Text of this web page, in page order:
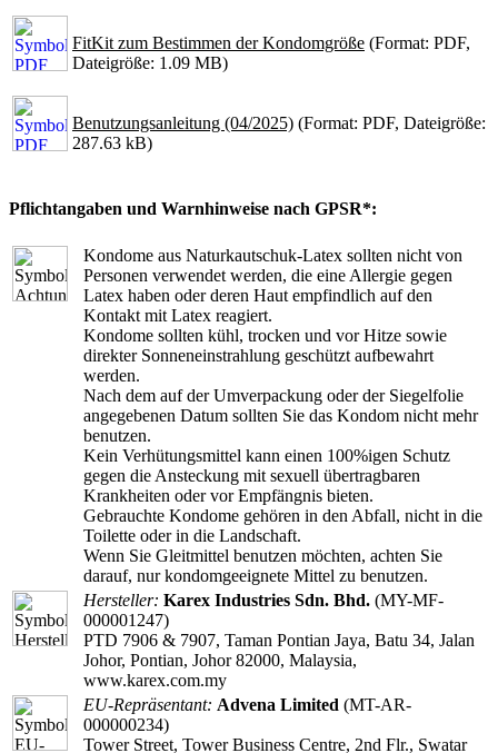
FitKit zum Bestimmen der Kondomgröße (Format: PDF,
Dateigröße: 1.09 MB)
Benutzungsanleitung (04/2025) (Format: PDF, Dateigröße:
287.63 kB)
Pflichtangaben und Warnhinweise nach GPSR*:
Kondome aus Naturkautschuk-Latex sollten nicht von
Personen verwendet werden, die eine Allergie gegen
Latex haben oder deren Haut empfindlich auf den
Kontakt mit Latex reagiert.
Kondome sollten kühl, trocken und vor Hitze sowie
direkter Sonneneinstrahlung geschützt aufbewahrt
werden.
Nach dem auf der Umverpackung oder der Siegelfolie
angegebenen Datum sollten Sie das Kondom nicht mehr
benutzen.
Kein Verhütungsmittel kann einen 100%igen Schutz
gegen die Ansteckung mit sexuell übertragbaren
Krankheiten oder vor Empfängnis bieten.
Gebrauchte Kondome gehören in den Abfall, nicht in die
Toilette oder in die Landschaft.
Wenn Sie Gleitmittel benutzen möchten, achten Sie
darauf, nur kondomgeeignete Mittel zu benutzen.
Hersteller: Karex Industries Sdn. Bhd. (MY-MF-
000001247)
PTD 7906 & 7907, Taman Pontian Jaya, Batu 34, Jalan
Johor, Pontian, Johor 82000, Malaysia,
www.karex.com.my
EU-Repräsentant: Advena Limited (MT-AR-
000000234)
Tower Street, Tower Business Centre, 2nd Flr., Swatar